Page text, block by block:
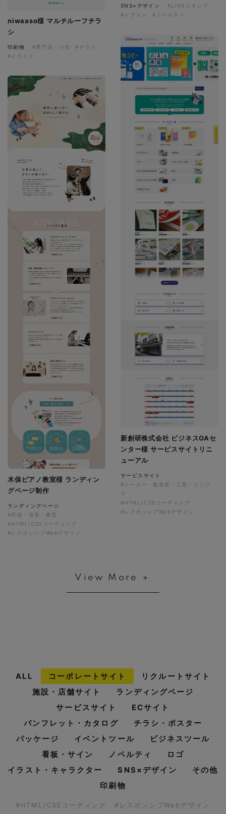
niwaaso様 マルチルーフチラ
シ
印刷物 #専門店・小売
#チラシ
#イラスト
SNS×デザイン
#LINEスタンプ
#イラスト
#ノベルティ
新創研株式会社 ビジネスOAセ
ンター様 サービスサイトリニ
ューアル
サービスサイト
#メーカー・製造業・工業・インフ
ラ
#HTML/CSSコーディング
#レスポンシブWebデザイン
木俣ピアノ教室様 ランディン
グページ制作
ランディングページ
#学校・保育・教育
#HTML/CSSコーディング
#レスポンシブWebデザイン
View More ＋
ALL コーポレートサイト
リクルートサイト
施設・店舗サイト
ランディングページ
サービスサイト
ECサイト
パンフレット・カタログ
チラシ・ポスター
パッケージ
イベントツール
ビジネスツール
看板・サイン
ノベルティ
ロゴ
イラスト・キャラクター
SNS×デザイン
その他
印刷物
#HTML/CSSコーディング
#レスポンシブWebデザイン